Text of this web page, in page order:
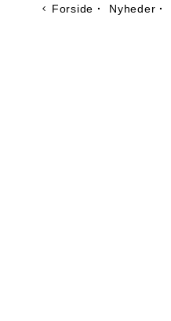
Forside · Nyheder ·